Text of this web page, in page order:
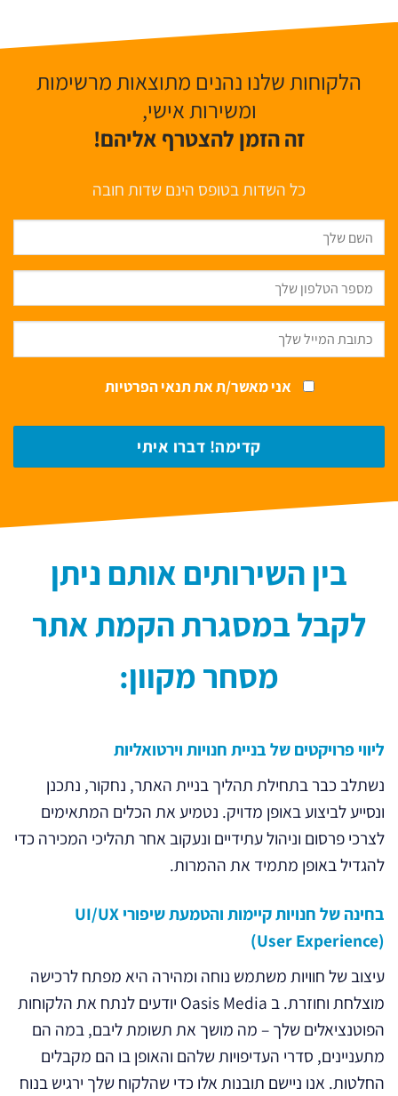
הלקוחות שלנו נהנים מתוצאות מרשימות
ומשירות אישי,
זה הזמן להצטרף אליהם!
כל השדות בטופס הינם שדות חובה
אני מאשר/ת אתתנאי הפרטיות
בין השירותים אותם ניתן
לקבל במסגרת הקמת אתר
מסחר מקוון:
ליווי פרויקטים של בניית חנויות וירטואליות
נשתלב כבר בתחילת תהליך בניית האתר, נחקור, נתכנן
ונסייע לביצוע באופן מדויק. נטמיע את הכלים המתאימים
לצרכי פרסום וניהול עתידיים ונעקוב אחר תהליכי המכירה כדי
להגדיל באופן מתמיד את ההמרות.
בחינה של חנויות קיימות והטמעת שיפורי UI/UX
(User Experience)
עיצוב של חוויות משתמש נוחה ומהירה היא מפתח לרכישה
מוצלחת וחוזרת. ב Oasis Media יודעים לנתח את הלקוחות
הפוטנציאלים שלך – מה מושך את תשומת ליבם, במה הם
מתעניינים, סדרי העדיפויות שלהם והאופן בו הם מקבלים
החלטות. אנו ניישם תובנות אלו כדי שהלקוח שלך ירגיש בנוח